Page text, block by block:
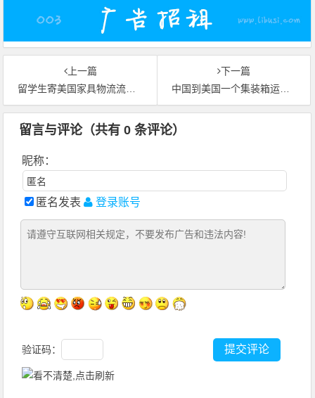
上一篇
留学生寄美国家具物流流程与报价参考
下一篇
中国到美国一个集装箱运费多少钱
留言与评论（共有0 条评论）
昵称：
匿名发表 登录账号
验证码：